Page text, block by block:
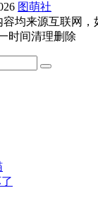
图萌社
容均来源互联网
时间清理删除